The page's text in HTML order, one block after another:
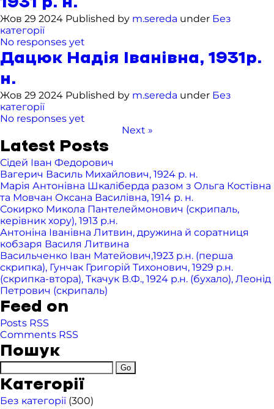
Жов 29 2024 Published by m.sereda under Без
категорії
No responses yet
Дацюк Надія Іванівна, 1931р.
н.
Жов 29 2024 Published by m.sereda under Без
категорії
No responses yet
Next »
Latest Posts
Сідей Іван Федорович
Вагерич Василь Михайлович, 1924 р. н.
Марія Антонівна Шкаліберда разом з Ольга Костівна
та Мовчан Оксана Василівна, 1914 р. н.
Сокирко Микола Пантелеймонович (скрипаль,
керівник хору), 1913 р.н.
Антоніна Іванівна Литвин, дружина й соратниця
кобзаря Василя Литвина
Васильченко Іван Матейович,1923 р.н. (перша
скрипка), Гунчак Григорій Тихонович, 1929 р.н.
(скрипка-втора), Ткачук В.Ф., 1924 р.н. (бухало), Леонід
Петрович (скрипаль)
Feed on
Posts RSS
Comments RSS
Пошук
Категорії
Без категорії (300)